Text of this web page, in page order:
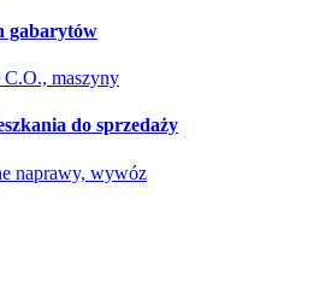
gabarytów
C.O., maszyny
do sprzedaży
naprawy, wywóz